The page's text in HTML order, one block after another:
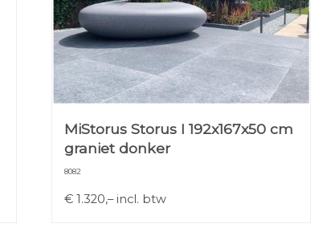
MiStorus Storus I 192x167x50 cm
graniet donker
8082
€1.320,–incl. btw